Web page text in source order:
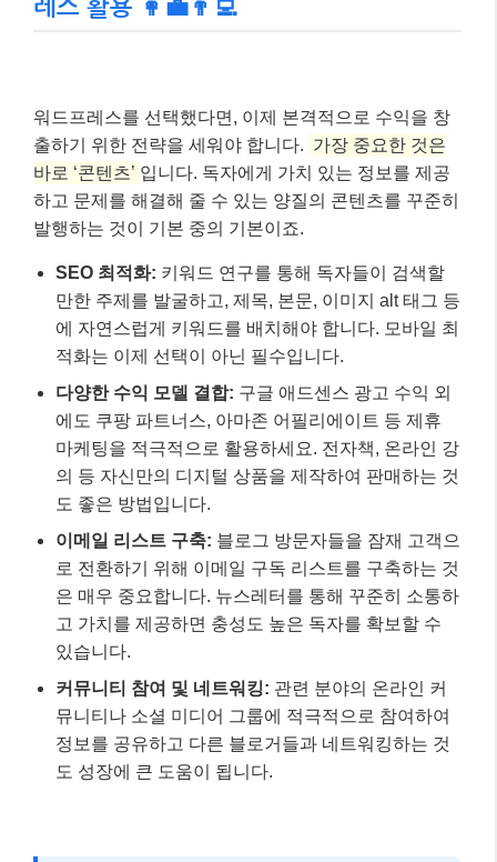
큼의 가치를 돌려줄 것입니다.
2026년 수익형 블로그 성공 전략: 워드프
레스 활용 👩‍💼👨‍💻
워드프레스를 선택했다면, 이제 본격적으로 수익을 창
출하기 위한 전략을 세워야 합니다.
가장 중요한 것은
바로 ‘콘텐츠’
입니다. 독자에게 가치 있는 정보를 제공
하고 문제를 해결해 줄 수 있는 양질의 콘텐츠를 꾸준히
발행하는 것이 기본 중의 기본이죠.
SEO 최적화:키워드 연구를 통해 독자들이 검색할
만한 주제를 발굴하고, 제목, 본문, 이미지 alt 태그 등
에 자연스럽게 키워드를 배치해야 합니다. 모바일 최
다양한 수익 모델 결합:구글 애드센스 광고 수익 외
에도 쿠팡 파트너스, 아마존 어필리에이트 등 제휴
마케팅을 적극적으로 활용하세요. 전자책, 온라인 강